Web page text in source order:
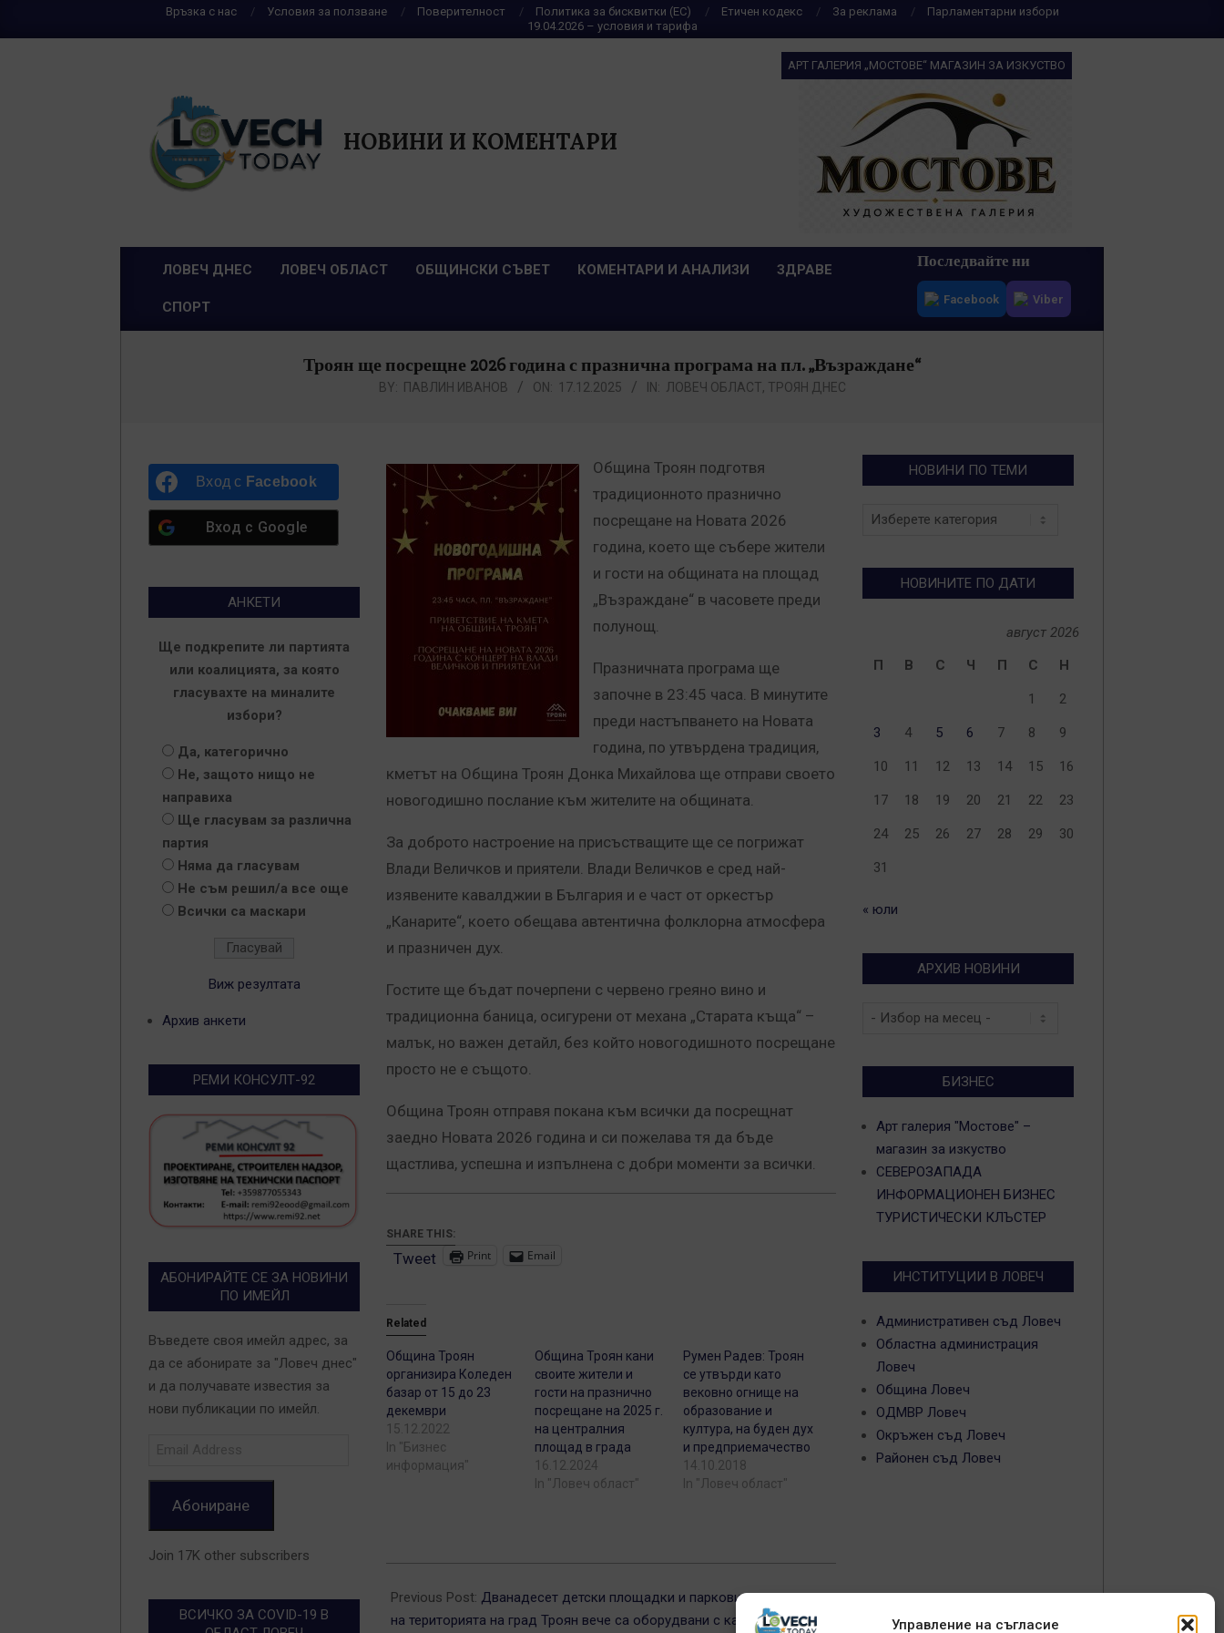
Управление на съгласие
Връзка с нас Условия за ползване Поверителност Политика за бисквитки (ЕС) Етичен кодекс За реклама
Парламентарни избори
19.04.2026 – условия и тарифа
НОВИНИ И КОМЕНТАРИ
АРТ ГАЛЕРИЯ „МОСТОВЕ“ МАГАЗИН ЗА ИЗКУСТВО
Primary
ЛОВЕЧ ДНЕС ЛОВЕЧ ОБЛАСТ ОБЩИНСКИ СЪВЕТ КОМЕНТАРИ И АНАЛИЗИ ЗДРАВЕ
СПОРТ
Последвайте ни
Facebook Viber
Троян ще посрещне 2026 година с празнична програма на пл. „Възраждане“
BY: ПАВЛИН ИВАНОВ ON: 17.12.2025 IN: ЛОВЕЧ ОБЛАСТ, ТРОЯН ДНЕС
Община Троян подготвя
традиционното празнично
посрещане на Новата 2026
година, което ще събере жители
и гости на общината на площад
„Възраждане“ в часовете преди
полунощ.
Празничната програма ще
започне в 23:45 часа. В минутите
преди настъпването на Новата
година, по утвърдена традиция,
кметът на Община Троян Донка Михайлова ще отправи своето
новогодишно послание към жителите на общината.
За доброто настроение на присъстващите ще се погрижат
Влади Величков и приятели. Влади Величков е сред най-
изявените кавалджии в България и е част от оркестър
„Канарите“, което обещава автентична фолклорна атмосфера
и празничен дух.
Гостите ще бъдат почерпени с червено греяно вино и
традиционна баница, осигурени от механа „Старата къща“ –
малък, но важен детайл, без който новогодишното посрещане
просто не е същото.
Община Троян отправя покана към всички да посрещнат
заедно Новата 2026 година и си пожелава тя да бъде
щастлива, успешна и изпълнена с добри моменти за всички.
SHARE THIS:
Tweet Print Email
Related
Община Троян
организира Коледен
базар от 15 до 23
декември
15.12.2022
In "Бизнес
информация"
Община Троян кани
своите жители и
гости на празнично
посрещане на 2025 г.
на централния
площад в града
16.12.2024
In "Ловеч област"
Румен Радев: Троян
се утвърди като
вековно огнище на
образование и
култура, на буден дух
и предприемачество
14.10.2018
In "Ловеч област"
12-
17
Previous Post: Дванадесет детски площадки и паркови пространства
на територията на град Троян вече са оборудвани с камери за
Вход с Facebook
Вход с Google
АНКЕТИ
Ще подкрепите ли партията
или коалицията, за която
гласувахте на миналите
избори?
Да, категорично
Не, защото нищо не
направиха
Ще гласувам за различна
партия
Няма да гласувам
Не съм решил/а все още
Всички са маскари
Виж резултата
Архив анкети
РЕМИ КОНСУЛТ-92
АБОНИРАЙТЕ СЕ ЗА НОВИНИ
ПО ИМЕЙЛ
Въведете своя имейл адрес, за
да се абонирате за "Ловеч днес"
и да получавате известия за
нови публикации по имейл.
Абониране
Join 17K other subscribers
ВСИЧКО ЗА COVID-19 В
НОВИНИ ПО ТЕМИ
Новини
НОВИНИТЕ ПО ДАТИ
август 2026
П
В С Ч П С Н
1 2
3 4 5 6 7 8 9
10 11 12 13 14 15 16
17 18 19 20 21 22 23
24 25 26 27 28 29 30
31
« юли
АРХИВ НОВИНИ
Архив
БИЗНЕС
Арт галерия "Мостове" –
магазин за изкуство
СЕВЕРОЗАПАДА
ИНФОРМАЦИОНЕН БИЗНЕС
ТУРИСТИЧЕСКИ КЛЪСТЕР
ИНСТИТУЦИИ В ЛОВЕЧ
Административен съд Ловеч
Областна администрация
Ловеч
Община Ловеч
ОДМВР Ловеч
Окръжен съд Ловеч
Районен съд Ловеч